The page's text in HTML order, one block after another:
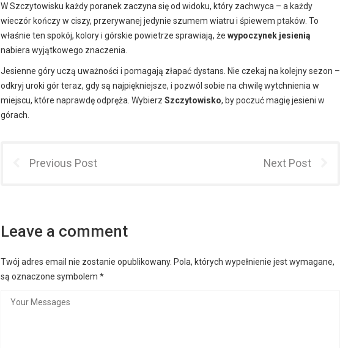
W Szczytowisku każdy poranek zaczyna się od widoku, który zachwyca – a każdy
wieczór kończy w ciszy, przerywanej jedynie szumem wiatru i śpiewem ptaków. To
właśnie ten spokój, kolory i górskie powietrze sprawiają, że wypoczynek jesienią
nabiera wyjątkowego znaczenia.
Jesienne góry uczą uważności i pomagają złapać dystans. Nie czekaj na kolejny sezon –
odkryj uroki gór teraz, gdy są najpiękniejsze, i pozwól sobie na chwilę wytchnienia w
miejscu, które naprawdę odpręża. Wybierz Szczytowisko, by poczuć magię jesieni w
górach.
Previous Post Next Post
Leave a comment
Twój adres email nie zostanie opublikowany. Pola, których wypełnienie jest wymagane,
są oznaczone symbolem *